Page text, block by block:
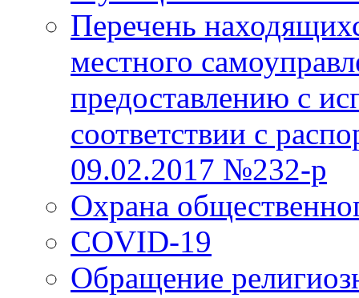
Перечень
местного
предоставлению с
соответствии с
09.02.2017 №232-р
Охрана
COVID-19
Обращение